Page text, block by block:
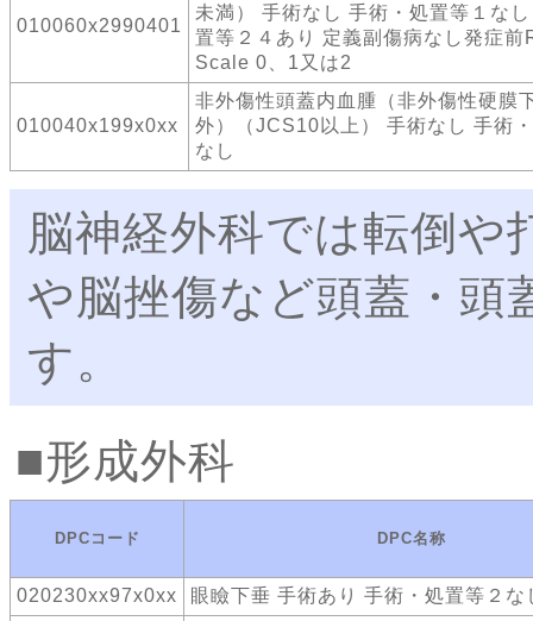
010060x2990401
未満） 手術なし 手術・処置等１な
置等２４あり 定義副傷病なし発症
Scale 0、1又は2
010040x199x0xx
非外傷性頭蓋内血腫（非外傷性硬膜
外）（JCS10以上） 手術なし 手術
なし
脳神経外科では転倒や
や脳挫傷など頭蓋・頭
す。
形成外科
DPCコード DPC名称
020230xx97x0xx 眼瞼下垂 手術あり 手術・処置等２な